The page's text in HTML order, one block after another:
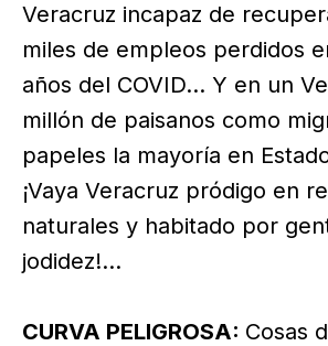
Veracruz incapaz de
miles de empleos perdidos
años del COVID… Y en un
millón de paisanos como
papeles la mayoría en
¡Vaya Veracruz pródigo en
naturales y habitado por
jodidez!...
CURVA PELIGROSA: Cosas